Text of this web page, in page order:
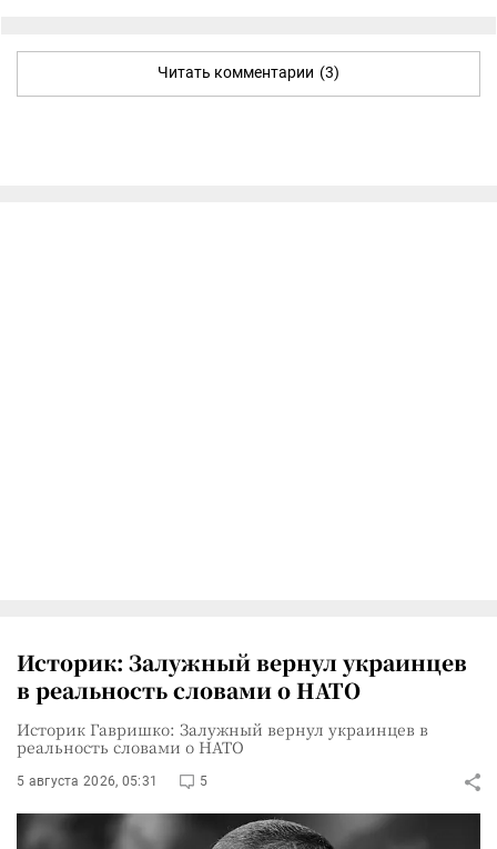
Читать комментарии (3)
Историк: Залужный вернул украинцев
в реальность словами о НАТО
Историк Гавришко: Залужный вернул украинцев в
реальность словами о НАТО
5 августа 2026, 05:31 5